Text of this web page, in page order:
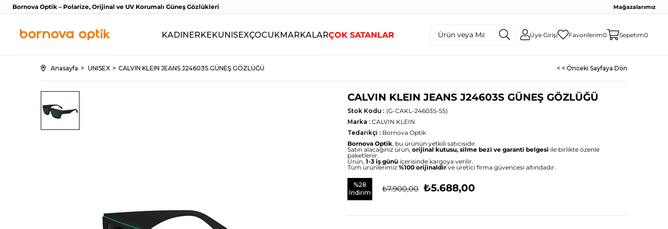
Bornova Optik – Polarize, Orijinal ve UV Korumalı Güneş Gözlükleri Mağazalarımız
KADINERKEKUNISEXÇOCUKMARKALARÇOK SATANLAR Üye Girişi Favorilerim0 Sepetim0
Anasayfa UNISEX CALVIN KLEIN JEANS J24603S GÜNEŞ GÖZLÜĞÜ < < Önceki Sayfaya Dön
CALVIN KLEIN JEANS J24603S GÜNEŞ GÖZLÜĞÜ
(G-CAKL-24603S-55)
Stok Kodu
Marka : CALVIN KLEIN
Tedarikçi : Bornova Optik
Bornova Optik, bu ürünün yetkili satıcısıdır.
Satın alacağınız ürün, orijinal kutusu, silme bezi ve garanti belgesi ile birlikte özenle
paketlenir.
Ürün, 1-3 iş günü içerisinde kargoya verilir.
Tüm ürünlerimiz %100 orijinaldirve üretici firma güvencesi altındadır.
%28
İndirim
₺7.900,00 ₺5.688,00